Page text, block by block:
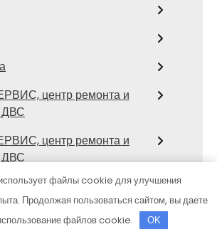
центр ремонта и
ДВС
центр ремонта и
ДВС
файлы cookie для улучшения
Продолжая пользоваться сайтом, вы даете
файлов cookie.
OK